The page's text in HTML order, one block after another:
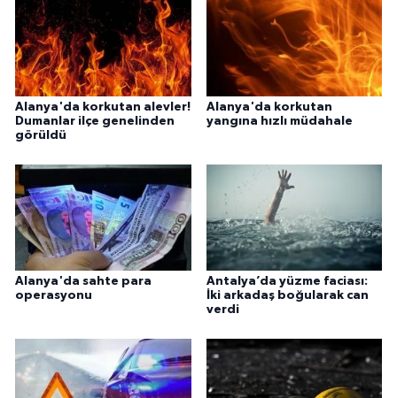
Alanya'da korkutan alevler!
Dumanlar ilçe genelinden
görüldü
Alanya'da korkutan
yangına hızlı müdahale
Alanya'da sahte para
operasyonu
Antalya’da yüzme faciası:
İki arkadaş boğularak can
verdi